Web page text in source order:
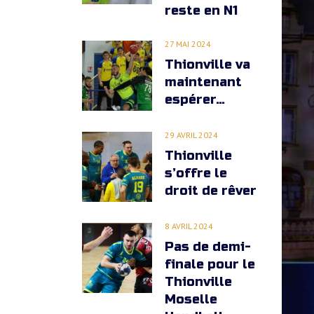
EQUIPE -13 ANS (1) REGIONAL
EQUIPE -13 ANS (2)
EQUIPE -11 ANS (1)
EQUIPE -11 ANS (2)
EQUIPE -9 ANS
reste en N1
27 MAI 2024
Thionville va
maintenant
espérer…
29 AVRIL 2024
Thionville
s’offre le
droit de rêver
8 AVRIL 2024
Pas de demi-
finale pour le
Thionville
Moselle